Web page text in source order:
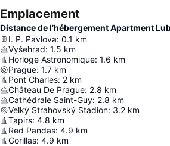
Emplacement
Distance de l’hébergement Apartment
I. P. Pavlova: 0.1 km
Vyšehrad: 1.5 km
Horloge Astronomique: 1.6 km
Prague: 1.7 km
Pont Charles: 2 km
Château De Prague: 2.8 km
Cathédrale Saint-Guy: 2.8 km
Velký Strahovský Stadion: 3.2 km
Tapirs: 4.8 km
Red Pandas: 4.9 km
Gorillas: 4.9 km